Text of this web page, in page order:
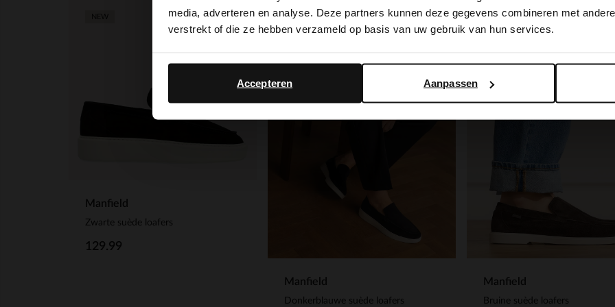
media, adverteren en analyse. Deze partners kunnen deze gegevens combineren met
verstrekt of die ze hebben verzameld op basis van uw gebruik van hun services.
Aanpassen
Accepteren
Manfield
Zwarte suède loafers
129.99
Manfield
Donkerblauwe suède loafers
Manfield
Bruine suède loafers
NEW